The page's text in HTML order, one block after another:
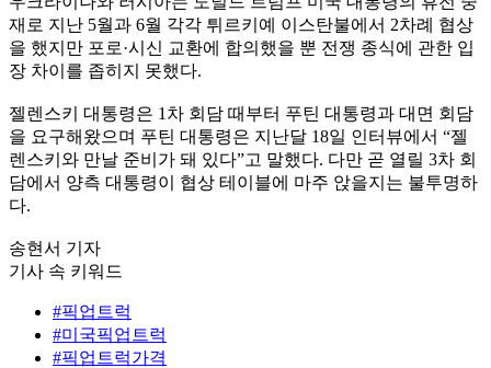
재로 지난 5월과 6월 각각 튀르키예 이스탄불에서 2차례 협상
을 했지만 포로·시신 교환에 합의했을 뿐 전쟁 종식에 관한 입
장 차이를 좁히지 못했다.
젤렌스키 대통령은 1차 회담 때부터 푸틴 대통령과 대면 회담
을 요구해왔으며 푸틴 대통령은 지난달 18일 인터뷰에서 “젤
렌스키와 만날 준비가 돼 있다”고 말했다. 다만 곧 열릴 3차 회
담에서 양측 대통령이 협상 테이블에 마주 앉을지는 불투명하
다.
송현서 기자
기사 속 키워드
#픽업트럭
#미국픽업트럭
#픽업트럭가격